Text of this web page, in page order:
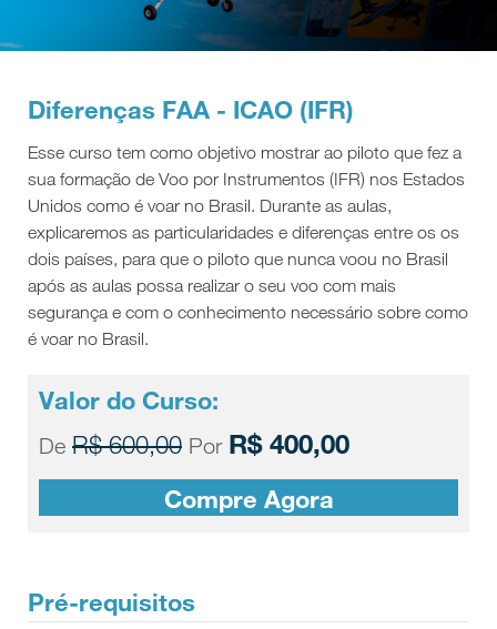
Diferenças FAA - ICAO (IFR)
Esse curso tem como objetivo mostrar ao piloto que fez a
sua formação de Voo por Instrumentos (IFR) nos Estados
Unidos como é voar no Brasil. Durante as aulas,
explicaremos as particularidades e diferenças entre os os
dois países, para que o piloto que nunca voou no Brasil
após as aulas possa realizar o seu voo com mais
segurança e com o conhecimento necessário sobre como
é voar no Brasil.
Valor do Curso:
De R$ 600,00 Por R$ 400,00
Compre Agora
Pré-requisitos